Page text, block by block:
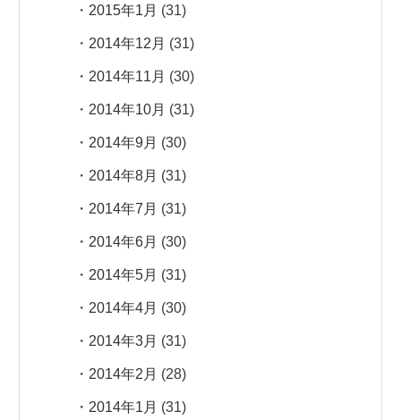
2015年1月 (31)
2014年12月 (31)
2014年11月 (30)
2014年10月 (31)
2014年9月 (30)
2014年8月 (31)
2014年7月 (31)
2014年6月 (30)
2014年5月 (31)
2014年4月 (30)
2014年3月 (31)
2014年2月 (28)
2014年1月 (31)